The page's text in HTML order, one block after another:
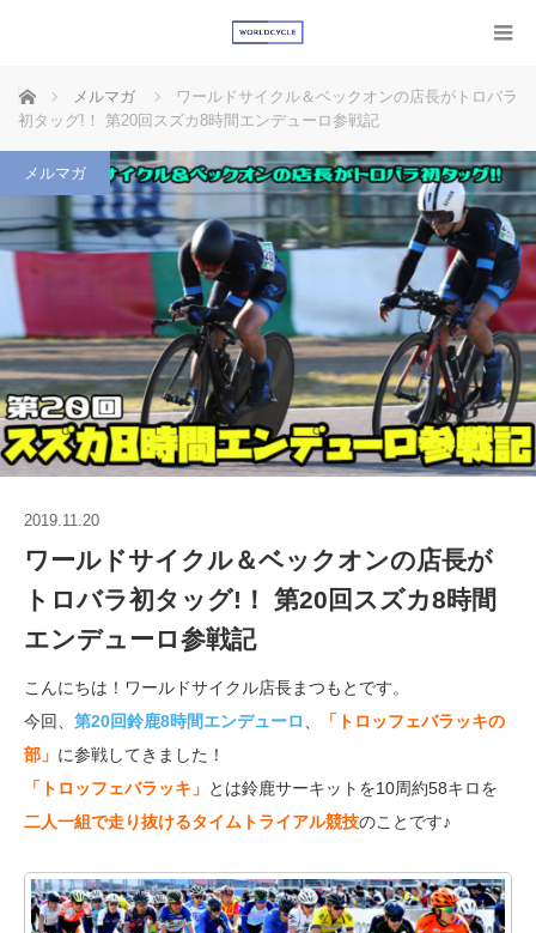
ホーム メルマガ
ワールドサイクル＆ベックオンの店長がトロバラ
初タッグ!！ 第20回スズカ8時間エンデューロ参戦記
メルマガ
2019.11.20
ワールドサイクル＆ベックオンの店長が
トロバラ初タッグ!！ 第20回スズカ8時間
エンデューロ参戦記
こんにちは！ワールドサイクル店長まつもとです。
今回、 第20回鈴鹿8時間エンデューロ、
「トロッフェバラッキの
部」 に参戦してきました！
「トロッフェバラッキ」 とは鈴鹿サーキットを10周約58キロを
二人一組で走り抜けるタイムトライアル競技のことです♪